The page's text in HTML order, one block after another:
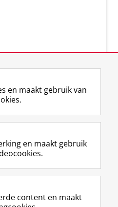
onderwijs (UBGS)
met studenten
en maakt gebruik van
en maakt gebruik
content en maakt